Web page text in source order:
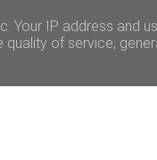
CONCOURS
Your IP address and
of service,